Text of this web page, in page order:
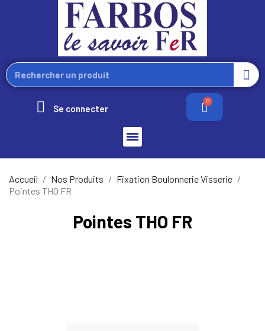
Se connecter
Accueil Nos Produits
Fixation Boulonnerie Visserie
Pointes THO FR
Pointes THO FR